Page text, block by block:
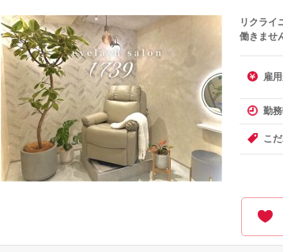
リクライ
働きませ
雇
勤
こ